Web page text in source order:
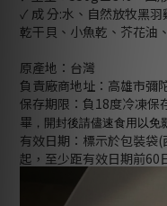
✓ 成 分:水、自然放牧黑
乾干貝、小魚乾、芥花油
原產地：台灣
負責廠商地址：高雄市彌
保存期限：負18度冷凍保
畢 ，開封後請儘速食用以免
有效日期：標示於包裝袋
起，至少距有效日期前60